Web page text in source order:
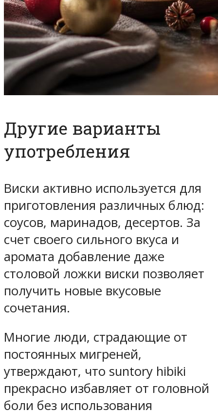
Другие варианты
употребления
Виски активно используется для
приготовления различных блюд:
соусов, маринадов, десертов. За
счет своего сильного вкуса и
аромата добавление даже
столовой ложки виски позволяет
получить новые вкусовые
сочетания.
Многие люди, страдающие от
постоянных мигреней,
утверждают, что suntory hibiki
прекрасно избавляет от головной
боли без использования